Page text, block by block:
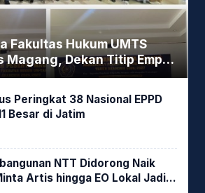
Fakultas Hukum UMTS
Magang, Dekan Titip Empat
Peringkat 38 Nasional EPPD
Besar di Jatim
NTT Didorong Naik
Artis hingga EO Lokal Jadi